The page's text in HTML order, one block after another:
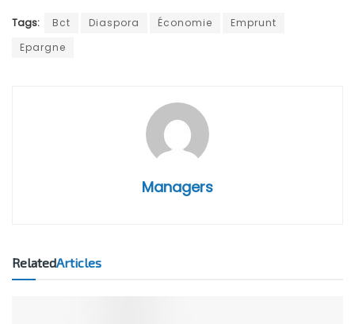
Tags: Bct Diaspora Économie
Emprunt
Epargne
Managers
RelatedArticles